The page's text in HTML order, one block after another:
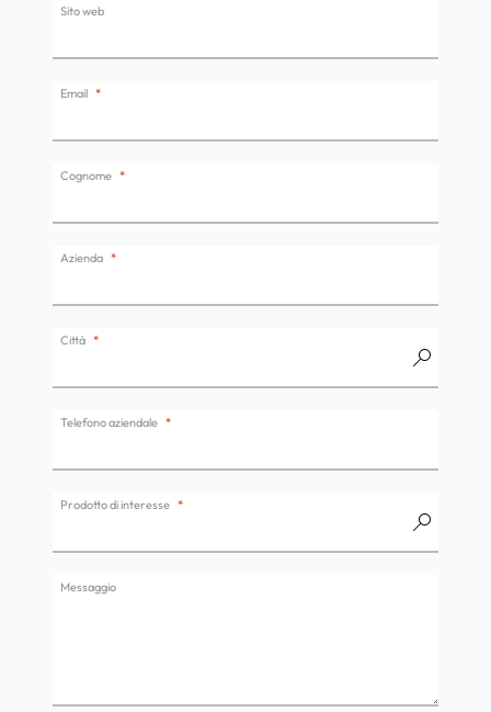
Sito web
Email
Cognome
Azienda
Città
Telefono aziendale
Prodotto di interesse
Messaggio